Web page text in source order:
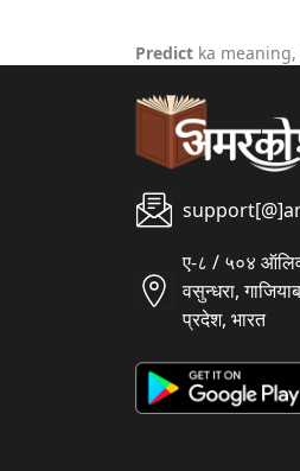
Predict ka
ए-८ / ५०४
वसुन्धरा,
प्रदेश, भारत